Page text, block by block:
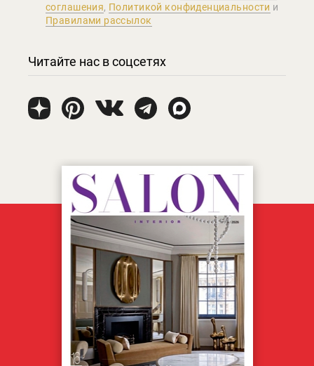
соглашения, Политикой конфиденциальности и
Правилами рассылок
Читайте нас в соцсетях